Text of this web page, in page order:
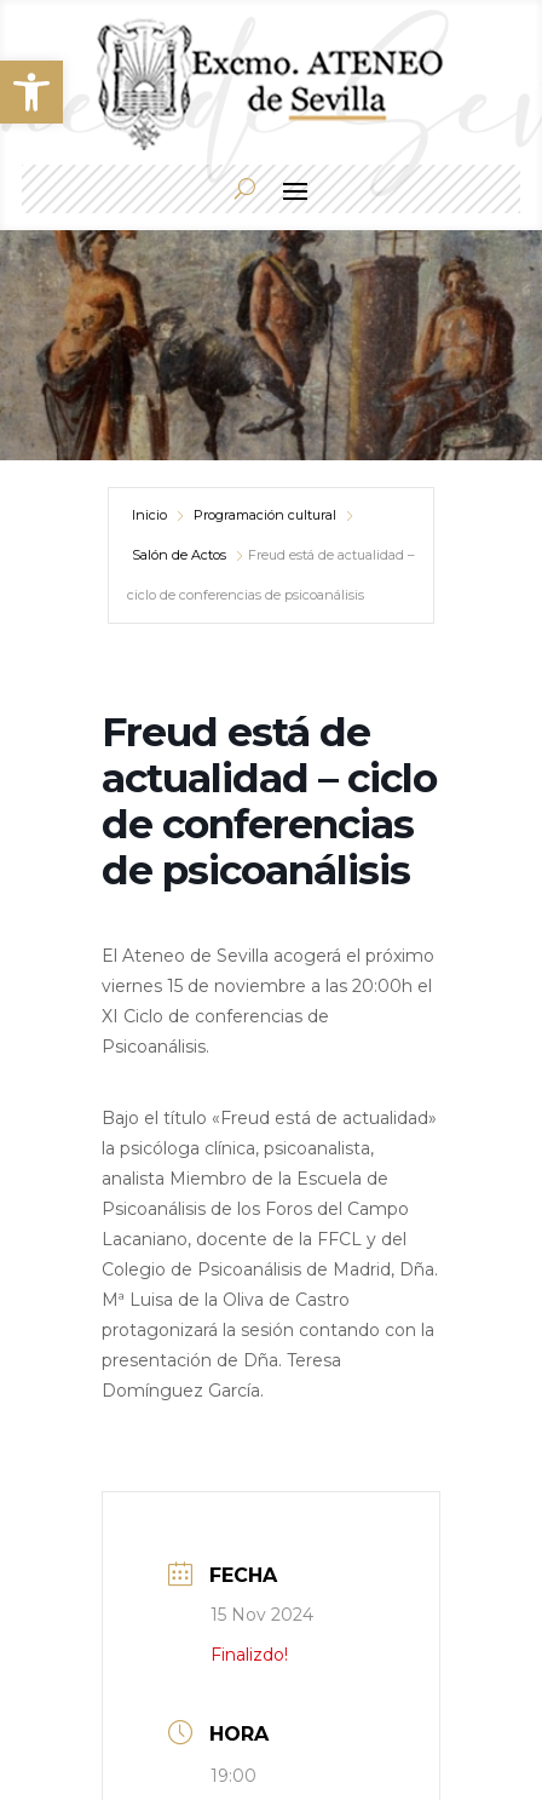
Abrir barra de herramientas
Inicio Programación cultural
Salón de Actos Freud está de actualidad –
ciclo de conferencias de psicoanálisis
Freud está de
actualidad – ciclo
de conferencias
de psicoanálisis
El Ateneo de Sevilla acogerá el próximo
viernes 15 de noviembre a las 20:00h el
XI Ciclo de conferencias de
Psicoanálisis.
Bajo el título «Freud está de actualidad»
la psicóloga clínica, psicoanalista,
analista Miembro de la Escuela de
Psicoanálisis de los Foros del Campo
Lacaniano, docente de la FFCL y del
Colegio de Psicoanálisis de Madrid, Dña.
Mª Luisa de la Oliva de Castro
protagonizará la sesión contando con la
presentación de Dña. Teresa
Domínguez García.
FECHA
15 Nov 2024
Finalizdo!
HORA
19:00